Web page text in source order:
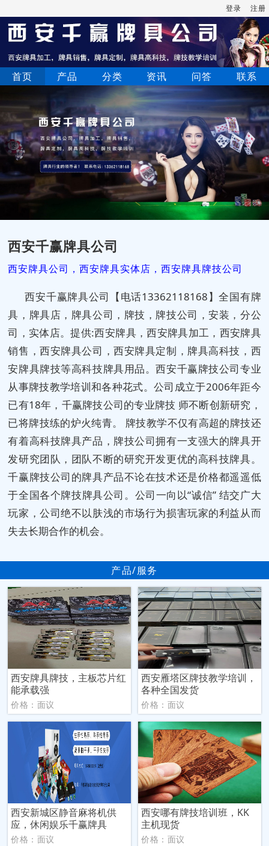
登录 注册
首页 产品 分类 资讯 问答 联系
西安千赢牌具公司
西安牌具公司，西安牌具实体店，西安牌具牌技公司
西安千赢牌具公司【电话13362118168】全国有牌
具，牌具店，牌具公司，牌技，牌技公司，安装，分公
司，实体店。提供:西安牌具，西安牌具加工，西安牌具
销售，西安牌具公司，西安牌具定制，牌具高科技，西
安牌具牌技等高科技牌具用品。西安千赢牌技公司专业
从事牌技教学培训和各种花式。公司成立于2006年距今
已有18年，千赢牌技公司的专业牌技 师不断创新研究，
已将牌技练的炉火纯青。 牌技教学不仅有高超的牌技还
有着高科技牌具产品，牌技公司拥有一支强大的牌具开
发研究团队，团队不断的研究开发更优的高科技牌具。
千赢牌技公司的牌具产品不论在技术还是价格都遥遥低
于全国各个牌技牌具公司。公司一向以“诚信” 结交广大
玩家，公司绝不以肤浅的市场行为损害玩家的利益从而
失去长期合作的机会。
产品/服务
西安牌具牌技，主板芯片红
能承载强
价格：面议
西安雁塔区牌技教学培训，
各种全国发货
价格：面议
西安新城区静音麻将机供
应，休闲娱乐千赢牌具
价格：面议
西安哪有牌技培训班，KK
主机现货
价格：面议